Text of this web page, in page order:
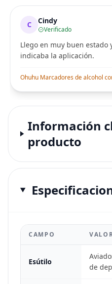
C Cindy
Verificado
Llego en muy buen estado
indicaba la aplicación.
Información
producto
CAMPO
Esútilo
de